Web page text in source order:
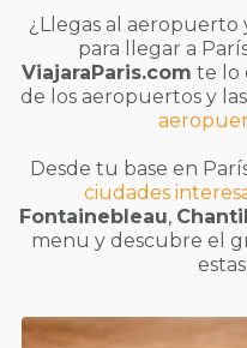
¿Llegas al aeropuerto
para llegar a
ViajaraParis.com te lo
de los aeropuertos y
Desde tu base en
ciudades
Fontainebleau,
menu y descubre el